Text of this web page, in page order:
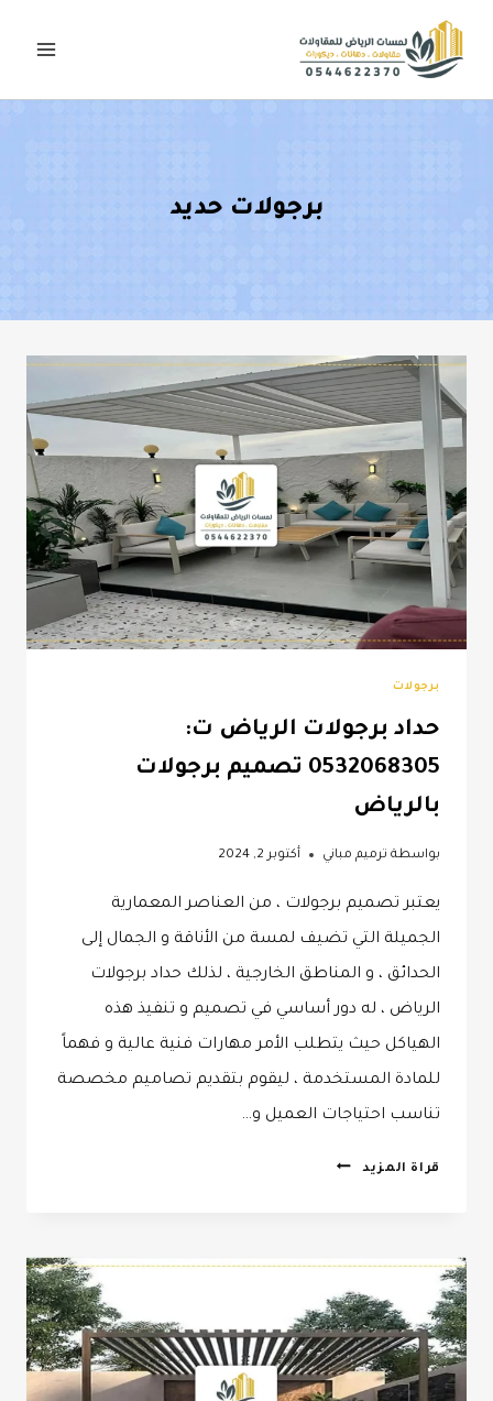
برجولات حديد
برجولات
حداد برجولات الرياض ت:
0532068305 تصميم برجولات
بالرياض
بواسطة ترميم مباني أكتوبر 2, 2024
يعتبر تصميم برجولات ، من العناصر المعمارية
الجميلة التي تضيف لمسة من الأناقة و الجمال إلى
الحدائق ، و المناطق الخارجية ، لذلك حداد برجولات
الرياض ، له دور أساسي في تصميم و تنفيذ هذه
الهياكل حيث يتطلب الأمر مهارات فنية عالية و فهماً
للمادة المستخدمة ، ليقوم بتقديم تصاميم مخصصة
تناسب احتياجات العميل و…
قراة المزيد
حداد
تصميم
برجولات
بالرياض